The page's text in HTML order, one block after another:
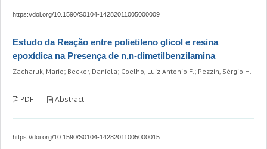
https://doi.org/10.1590/S0104-14282011005000009
Estudo da Reação entre polietileno glicol e resina
epoxídica na Presença de n,n-dimetilbenzilamina
Zacharuk, Mario; Becker, Daniela; Coelho, Luiz Antonio F.; Pezzin, Sérgio H.
PDF Abstract
https://doi.org/10.1590/S0104-14282011005000015